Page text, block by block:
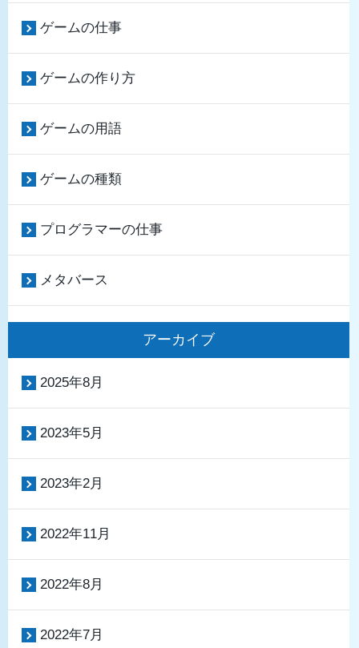
ゲームの仕事
ゲームの作り方
ゲームの用語
ゲームの種類
プログラマーの仕事
メタバース
アーカイブ
2025年8月
2023年5月
2023年2月
2022年11月
2022年8月
2022年7月